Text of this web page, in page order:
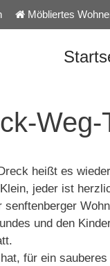
Möbliertes
heißt es
jeder ist
senftenberger
und den
für ein